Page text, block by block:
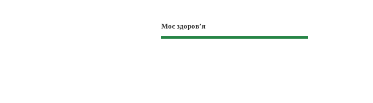
Моє здоров’я